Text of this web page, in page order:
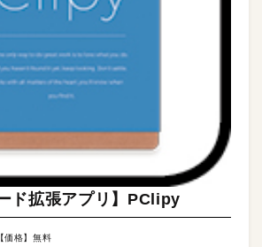
ド拡張アプリ】PClipy
価格】無料